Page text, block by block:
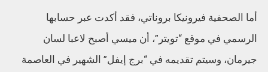
أما الصحفية فيرونيكا بروناتي، فقد أكدت عبر حسابها
الرسمي في موقع “تويتر”، أن ميسي أصبح لاعبا لسان
جيرمان، وسيتم تقديمه في “برج إيفل” الشهير في العاصمة